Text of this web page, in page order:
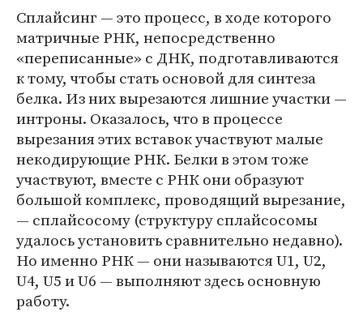
Сплайсинг — это процесс, в ходе которого
матричные РНК, непосредственно
«переписанные» с ДНК, подготавливаются
к тому, чтобы стать основой для синтеза
белка. Из них вырезаются лишние участки —
интроны. Оказалось, что в процессе
вырезания этих вставок участвуют малые
некодирующие РНК. Белки в этом тоже
участвуют, вместе с РНК они образуют
большой комплекс, проводящий вырезание,
— сплайсосому (структуру сплайсосомы
удалось установить сравнительно недавно).
Но именно РНК — они называются U1, U2,
U4, U5 и U6 — выполняют здесь основную
работу.